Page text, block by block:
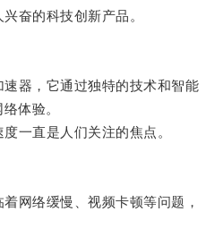
的科技创新产品。
器，它通过独特的技术和智能
体验。
直是人们关注的焦点。
络缓慢、视频卡顿等问题，